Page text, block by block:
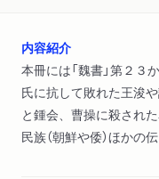
内容紹介
本冊には「魏書」第２
氏に抗して敗れた王浚
と鍾会、曹操に殺され
民族（朝鮮や倭）ほかの